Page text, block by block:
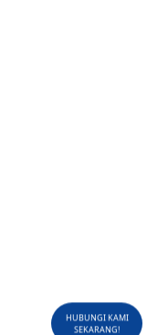
HUBUNGI KAMI
SEKARANG!